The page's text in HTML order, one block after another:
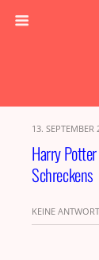
13.
Harry
Schreckens
KEINE ANTWORT